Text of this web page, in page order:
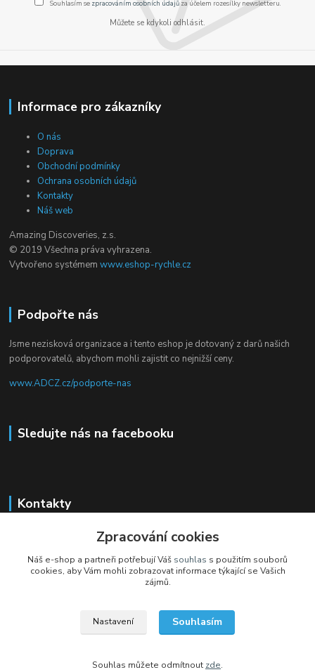
Souhlasím se zpracováním osobních údajůza účelem rozesílky newsletteru.
Můžete se kdykoli odhlásit.
Informace pro zákazníky
O nás
Doprava
Obchodní podmínky
Ochrana osobních údajů
Kontakty
Náš web
Amazing Discoveries, z.s.
© 2019 Všechna práva vyhrazena.
Vytvořeno systémemwww.eshop-rychle.cz
Podpořte nás
Jsme nezisková organizace a i tento eshop je dotovaný z darů našich
podporovatelů, abychom mohli zajistit co nejnižší ceny.
www.ADCZ.cz/podporte-nas
Sledujte nás na facebooku
Kontakty
+420 704 105 305
eshop@adcz.cz
Zpracování cookies
Náš e-shop a partneři potřebují Váš souhlas s použitím souborů
cookies, aby Vám mohli zobrazovat informace týkající se Vašich
zájmů.
Nastavení Souhlasím
Souhlas můžete odmítnout zde.